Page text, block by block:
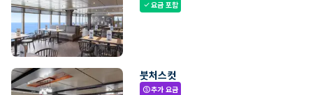
check요금 포함
붓처스컷
paid추가 요금